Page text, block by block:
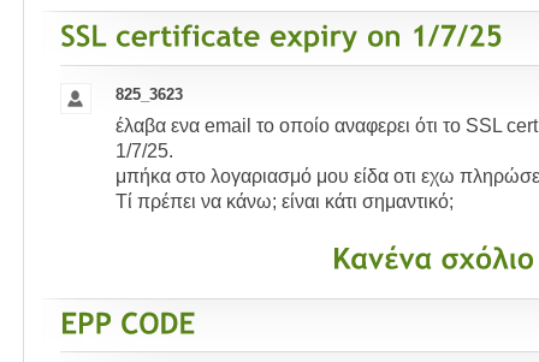
825_3623
έλαβα ενα email το οποίο αναφερει ότι το SSL
1/7/25.
μπήκα στο λογαριασμό μου είδα οτι εχω
Τί πρέπει να κάνω; είναι κάτι σημαντικό;